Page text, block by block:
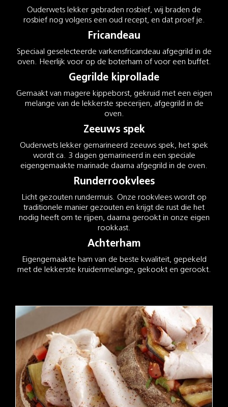
Ouderwets lekker gebraden rosbief, wij braden de
rosbief nog volgens een oud recept, en dat proef je.
Fricandeau
Speciaal geselecteerde varkensfricandeau afgegrild in de
oven. Heerlijk voor op de boterham of voor een buffet.
Gegrilde kiprollade
Gemaakt van magere kippeborst, gekruid met een eigen
melange van de lekkerste specerijen, afgegrild in de
oven.
Zeeuws spek
Ouderwets lekker gemarineerd zeeuws spek, het spek
wordt ca. 3 dagen gemarineerd in een speciale
eigengemaakte marinade daarna afgegrild in de oven.
Runderrookvlees
Licht gezouten rundermuis. Onze rookvlees wordt op
traditionele manier gezouten en krijgt de rust die het
nodig heeft om te rijpen, daarna gerookt in onze eigen
rookkast.
Achterham
Eigengemaakte ham van de beste kwaliteit, gepekeld
met de lekkerste kruidenmelange, gekookt en gerookt.